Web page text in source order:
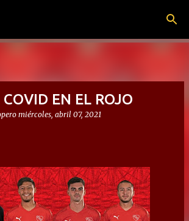
COVID EN EL ROJO
miércoles, abril 07, 2021